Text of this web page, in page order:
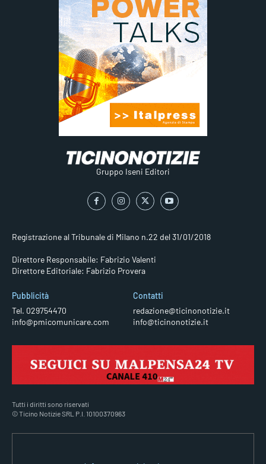
Gruppo Iseni Editori
Registrazione al Tribunale di Milano n.22 del 31/01/2018
Direttore Responsabile: Fabrizio Valenti
Direttore Editoriale: Fabrizio Provera
Pubblicità
Tel. 029754470
info@pmicomunicare.com
Contatti
redazione@ticinonotizie.it
info@ticinonotizie.it
Tutti i diritti sono riservati
© Ticino Notizie SRL P.I. 10100370963